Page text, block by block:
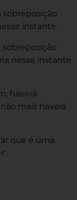
sobreposição
instante.
sobreposição
nesse instante
haverá
mais haverá
que é uma